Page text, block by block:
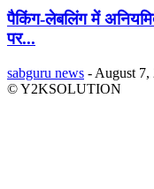
पैकिंग-लेबलिंग में
पर...
sabguru news - August 7,
© Y2KSOLUTION